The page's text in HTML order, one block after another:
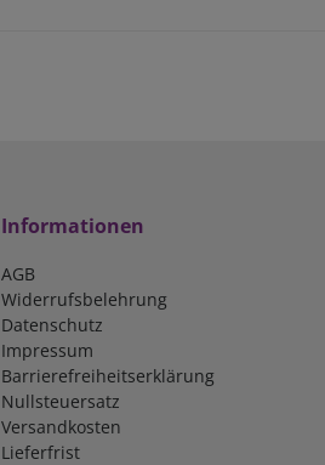
Informationen
AGB
Widerrufsbelehrung
Datenschutz
Impressum
Barrierefreiheitserklärung
Nullsteuersatz
Versandkosten
Lieferfrist